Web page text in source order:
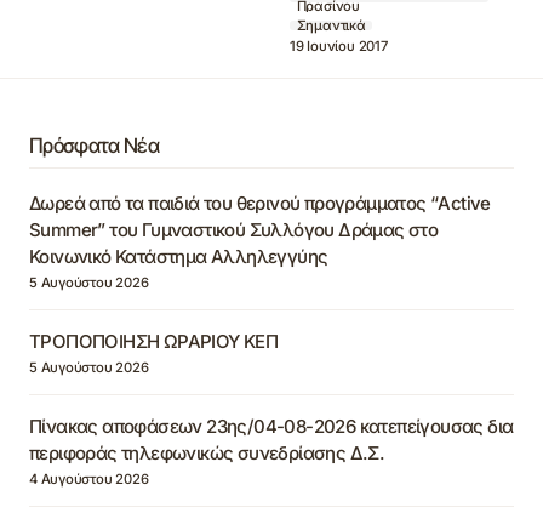
Πρασίνου
Σημαντικά
19 Ιουνίου 2017
Πρόσφατα Νέα
Δωρεά από τα παιδιά του θερινού προγράμματος “Active
Summer” του Γυμναστικού Συλλόγου Δράμας στο
Κοινωνικό Κατάστημα Αλληλεγγύης
5 Αυγούστου 2026
ΤΡΟΠΟΠΟΙΗΣΗ ΩΡΑΡΙΟΥ ΚΕΠ
5 Αυγούστου 2026
Πίνακας αποφάσεων 23ης/04-08-2026 κατεπείγουσας δια
περιφοράς τηλεφωνικώς συνεδρίασης Δ.Σ.
4 Αυγούστου 2026